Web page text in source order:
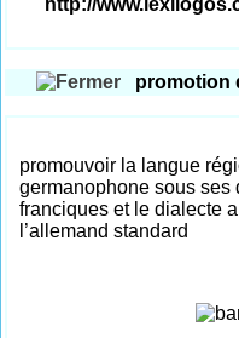
promotion
promouvoir la langue
germanophone sous ses
franciques et le dialecte
l’allemand standard